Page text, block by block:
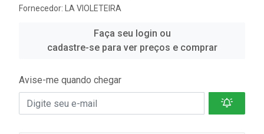
Fornecedor:
LA VIOLETEIRA
Faça seu login ou
cadastre-se para ver preços e comprar
Avise-me quando chegar